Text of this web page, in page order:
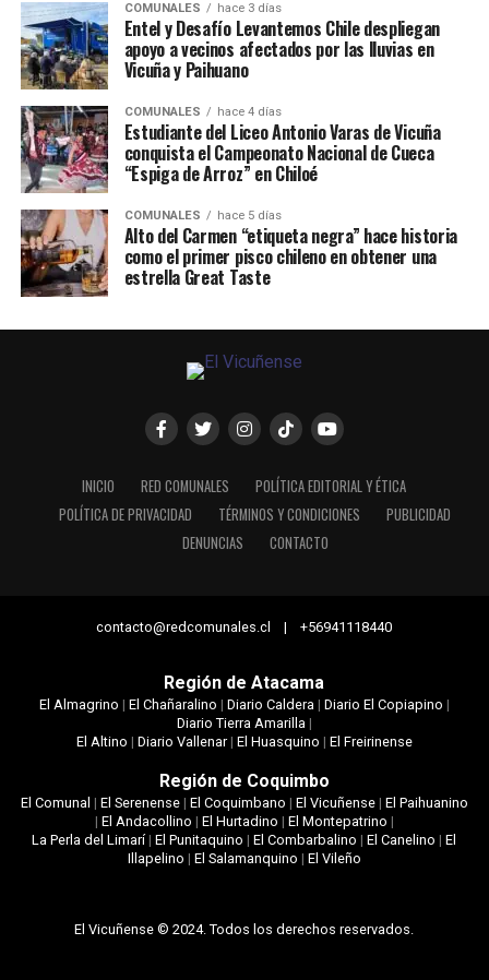
COMUNALES hace 3 días
Entel y Desafío Levantemos Chile despliegan
apoyo a vecinos afectados por las lluvias en
Vicuña y Paihuano
COMUNALES hace 4 días
Estudiante del Liceo Antonio Varas de Vicuña
conquista el Campeonato Nacional de Cueca
“Espiga de Arroz” en Chiloé
COMUNALES hace 5 días
Alto del Carmen “etiqueta negra” hace historia
como el primer pisco chileno en obtener una
estrella Great Taste
INICIO RED COMUNALES
POLÍTICA EDITORIAL Y ÉTICA
POLÍTICA DE PRIVACIDAD
TÉRMINOS Y CONDICIONES
PUBLICIDAD
DENUNCIAS
CONTACTO
contacto@redcomunales.cl | +56941118440
Región de Atacama
El Almagrino | El Chañaralino | Diario Caldera| Diario El Copiapino |
Diario Tierra Amarilla|
El Altino | Diario Vallenar| El Huasquino | El Freirinense
Región de Coquimbo
El Comunal | El Serenense| El Coquimbano | El Vicuñense| El Paihuanino
| El Andacollino | El Hurtadino | El Montepatrino |
La Perla del Limarí|El Punitaquino |El Combarbalino |El Canelino |El
Illapelino | El Salamanquino | El Vileño
El Vicuñense © 2024. Todos los derechos reservados.